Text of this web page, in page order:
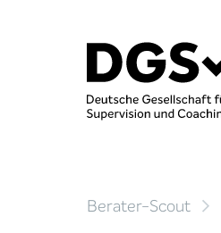
Berater-Scout